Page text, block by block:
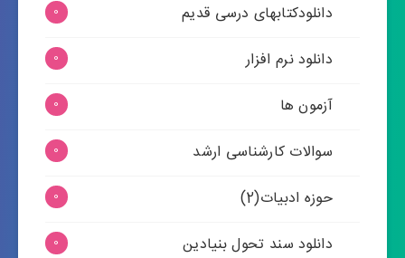
دانلودکتابهای درسی قدیم 0
دانلود نرم افزار 0
آزمون ها 0
سوالات کارشناسی ارشد 0
حوزه ادبیات(2) 0
دانلود سند تحول بنیادین 0